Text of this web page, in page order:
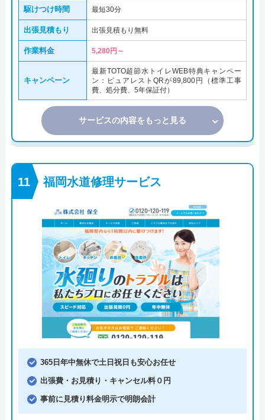
駆けつけ時間 最短30分
出張見積もり 出張見積もり無料
作業料金 5,280円～
キャンペーン
最新TOTO超節水トイレWEB特典キャンペー
ン：ピュアレストQRが89,800円（標準工事
費、処分費、5年保証付）
サービスの内容をもっと見る
福岡水道修理サービス
365日年中無休で土日祝日も安心お任せ
出張費・お見積り・キャンセル料０円
事前に見積り料金明示で明朗会計